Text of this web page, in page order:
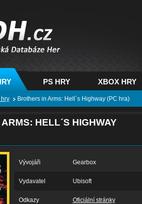
na PC,
Česká
her
PS HRY XBOX HRY
hry Brothers in Arms: Hell´s Highway (PC hra)
HELL´S HIGHWAY
Vývojáři Gearbox
Vydavatel Ubisoft
Odkazy Oficiální stránky